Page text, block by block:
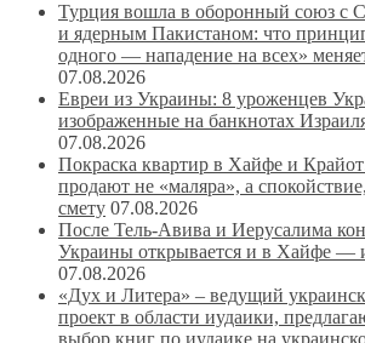
Турция вошла в оборонный союз с
и ядерным Пакистаном: что
одного — нападение на всех»
07.08.2026
Евреи из Украины: 8 уроженцев
изображенные на банкнотах Израиля
07.08.2026
Покраска квартир в Хайфе и
продают не «маляра», а
смету 07.08.2026
После Тель-Авива и Иерусалима
Украины открывается и в Хайфе —
07.08.2026
«Дух и Литера» – ведущий
проект в области иудаики,
выбор книг по иудаике на